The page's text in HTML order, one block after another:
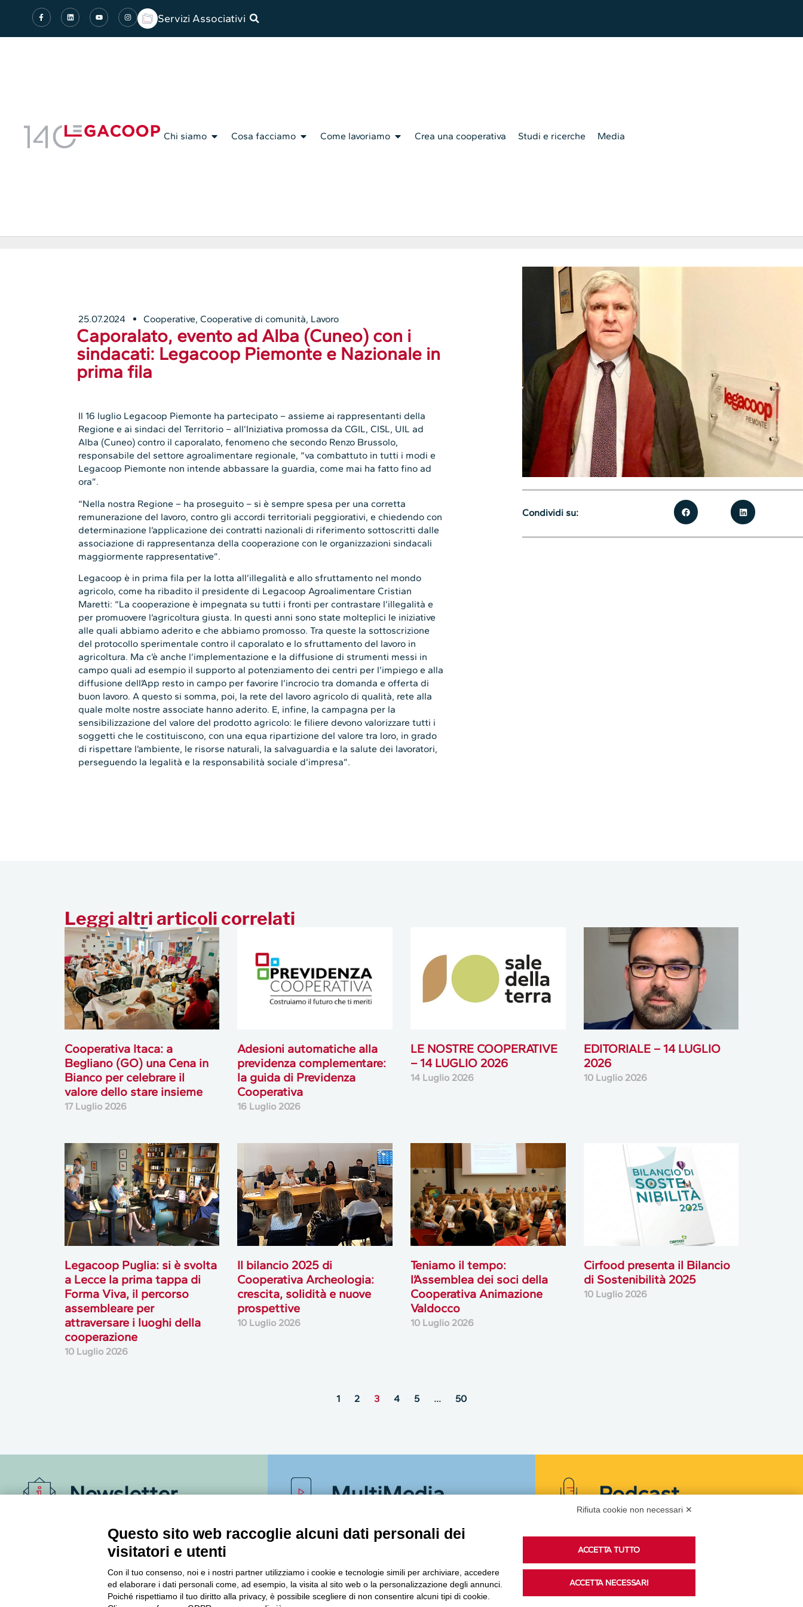
Servizi Associativi
Chi siamo Cosa facciamo Come lavoriamo Crea una cooperativa Studi e ricerche Media
25.07.2024 Cooperative,Cooperative di comunità, Lavoro
Caporalato, evento ad Alba (Cuneo) con i
sindacati: Legacoop Piemonte e Nazionale in
prima fila
Il 16 luglio Legacoop Piemonte ha partecipato – assieme ai rappresentanti della
Regione e ai sindaci del Territorio – all’Iniziativa promossa da CGIL, CISL, UIL ad
Alba (Cuneo) contro il caporalato, fenomeno che secondo Renzo Brussolo,
responsabile del settore agroalimentare regionale, “va combattuto in tutti i modi e
Legacoop Piemonte non intende abbassare la guardia, come mai ha fatto fino ad
ora”.
“Nella nostra Regione – ha proseguito – si è sempre spesa per una corretta
remunerazione del lavoro, contro gli accordi territoriali peggiorativi, e chiedendo con
determinazione l’applicazione dei contratti nazionali di riferimento sottoscritti dalle
associazione di rappresentanza della cooperazione con le organizzazioni sindacali
maggiormente rappresentative”.
Legacoop è in prima fila per la lotta all’illegalità e allo sfruttamento nel mondo
agricolo, come ha ribadito il presidente di Legacoop Agroalimentare Cristian
Maretti: “La cooperazione è impegnata su tutti i fronti per contrastare l’illegalità e
per promuovere l’agricoltura giusta. In questi anni sono state molteplici le iniziative
alle quali abbiamo aderito e che abbiamo promosso. Tra queste la sottoscrizione
del protocollo sperimentale contro il caporalato e lo sfruttamento del lavoro in
agricoltura. Ma c’è anche l’implementazione e la diffusione di strumenti messi in
campo quali ad esempio il supporto al potenziamento dei centri per l’impiego e alla
diffusione dell’App resto in campo per favorire l’incrocio tra domanda e offerta di
buon lavoro. A questo si somma, poi, la rete del lavoro agricolo di qualità, rete alla
quale molte nostre associate hanno aderito. E, infine, la campagna per la
sensibilizzazione del valore del prodotto agricolo: le filiere devono valorizzare tutti i
soggetti che le costituiscono, con una equa ripartizione del valore tra loro, in grado
di rispettare l’ambiente, le risorse naturali, la salvaguardia e la salute dei lavoratori,
perseguendo la legalità e la responsabilità sociale d’impresa”.
Condividi su:
Leggi altri articoli correlati
Cooperativa Itaca: a
Begliano (GO) una Cena in
Bianco per celebrare il
valore dello stare insieme
17 Luglio 2026
Adesioni automatiche alla
previdenza complementare:
la guida di Previdenza
Cooperativa
16 Luglio 2026
LE NOSTRE COOPERATIVE
– 14 LUGLIO 2026
14 Luglio 2026
EDITORIALE – 14 LUGLIO
2026
10 Luglio 2026
Legacoop Puglia: si è svolta
a Lecce la prima tappa di
Forma Viva, il percorso
assembleare per
attraversare i luoghi della
cooperazione
10 Luglio 2026
Il bilancio 2025 di
Cooperativa Archeologia:
crescita, solidità e nuove
prospettive
10 Luglio 2026
Teniamo il tempo:
l’Assemblea dei soci della
Cooperativa Animazione
Valdocco
10 Luglio 2026
Cirfood presenta il Bilancio
di Sostenibilità 2025
10 Luglio 2026
1 2 3 4 5 … 50
Newsletter
Accedi o iscriviti alla nostra Newsletter Legacoop
Informazioni per restare sempre aggiornati sul
mondo della cooperazione.
MultiMedia Podcast
Ascolta i podcast di approfondimento di Legacoop
Rifiuta cookie non necessari ✕
Questo sito web raccoglie alcuni dati personali dei
visitatori e utenti
Con il tuo consenso, noi e i nostri partner utilizziamo i cookie e tecnologie simili per archiviare, accedere
ed elaborare i dati personali come, ad esempio, la visita al sito web o la personalizzazione degli annunci.
Poiché rispettiamo il tuo diritto alla privacy, è possibile scegliere di non consentire alcuni tipi di cookie.
ACCETTA TUTTO
ACCETTA NECESSARI